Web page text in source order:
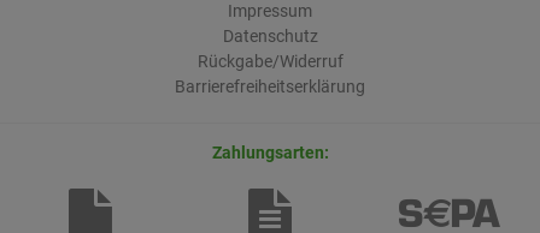
Impressum
Datenschutz
Rückgabe/Widerruf
Barrierefreiheitserklärung
Zahlungsarten: